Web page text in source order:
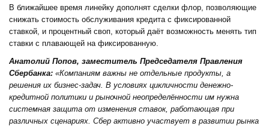
В ближайшее время линейку дополнят сделки флор, позволяющие
снижать стоимость обслуживания кредита с фиксированной
ставкой, и процентный своп, который даёт возможность менять тип
ставки с плавающей на фиксированную.
Анатолий Попов, заместитель Председателя Правления
Сбербанка: «Компаниям важны не отдельные продукты, а
решения их бизнес-задач. В условиях цикличности денежно-
кредитной политики и рыночной неопределённости им нужна
системная защита от изменения ставок, работающая при
различных сценариях. Сбер активно участвует в развитии рынка